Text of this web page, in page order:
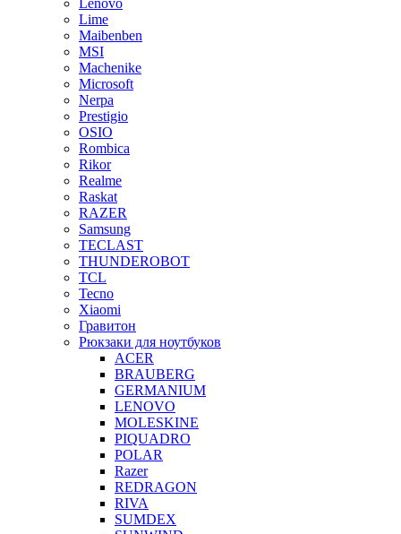
Lenovo
Lime
Maibenben
MSI
Machenike
Microsoft
Nerpa
Prestigio
OSIO
Rombica
Rikor
Realme
Raskat
RAZER
Samsung
TECLAST
THUNDEROBOT
TCL
Tecno
Xiaomi
Гравитон
Рюкзаки для ноутбуков
ACER
BRAUBERG
GERMANIUM
LENOVO
MOLESKINE
PIQUADRO
POLAR
Razer
REDRAGON
RIVA
SUMDEX